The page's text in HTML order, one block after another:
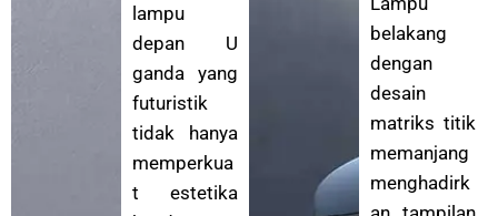
lampu
depan U
ganda yang
futuristik
tidak hanya
memperkua
t estetika
belakang
dengan
desain
matriks titik
memanjang
menghadirk